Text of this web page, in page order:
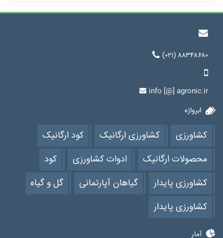
(۰۲۱) ۸۸۳۴۸۶۸۰
info [@] agronic.ir
ابرواژه
کشاورزی کشاورزی ارگانیک
کود ارگانیک
محصولات ارگانیک
ادوات کشاورزی
کود
کشاورزی پایدار
گیاهان آپارتمانی
گل و گیاه
کشاورزی پایدار
آمار